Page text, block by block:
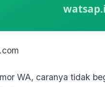
WA, caranya tidak